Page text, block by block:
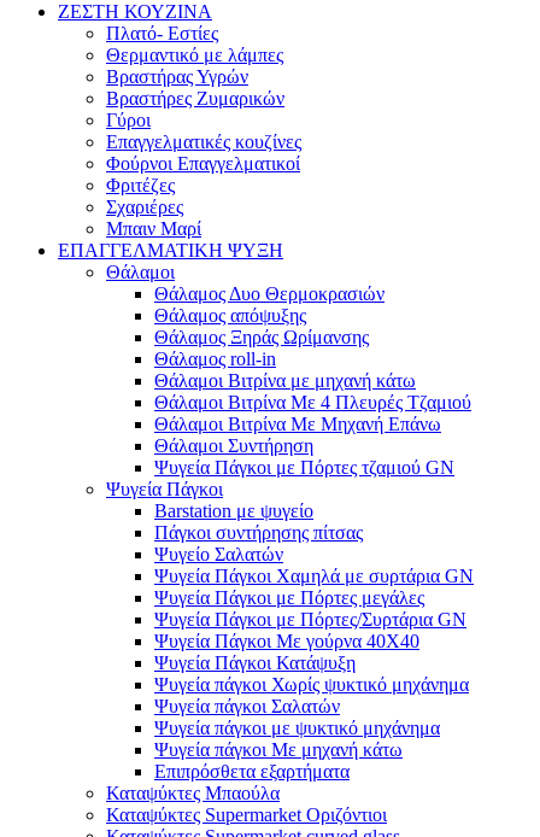
ΖΕΣΤΗ ΚΟΥΖΙΝΑ
Πλατό- Εστίες
Θερμαντικό με λάμπες
Βραστήρας Υγρών
Βραστήρες Ζυμαρικών
Γύροι
Επαγγελματικές κουζίνες
Φούρνοι Επαγγελματικοί
Φριτέζες
Σχαριέρες
Μπαιν Μαρί
ΕΠΑΓΓΕΛΜΑΤΙΚΗ ΨΥΞΗ
Θάλαμοι
Θάλαμος Δυο Θερμοκρασιών
Θάλαμος απόψυξης
Θάλαμος Ξηράς Ωρίμανσης
Θάλαμος roll-in
Θάλαμοι Βιτρίνα με μηχανή κάτω
Θάλαμοι Βιτρίνα Με 4 Πλευρές Τζαμιού
Θάλαμοι Βιτρίνα Με Μηχανή Επάνω
Θάλαμοι Συντήρηση
Ψυγεία Πάγκοι με Πόρτες τζαμιού GN
Ψυγεία Πάγκοι
Barstation με ψυγείο
Πάγκοι συντήρησης πίτσας
Ψυγείο Σαλατών
Ψυγεία Πάγκοι Χαμηλά με συρτάρια GN
Ψυγεία Πάγκοι με Πόρτες μεγάλες
Ψυγεία Πάγκοι με Πόρτες/Συρτάρια GN
Ψυγεία Πάγκοι Με γούρνα 40Χ40
Ψυγεία Πάγκοι Κατάψυξη
Ψυγεία πάγκοι Χωρίς ψυκτικό μηχάνημα
Ψυγεία πάγκοι Σαλατών
Ψυγεία πάγκοι με ψυκτικό μηχάνημα
Ψυγεία πάγκοι Με μηχανή κάτω
Επιπρόσθετα εξαρτήματα
Καταψύκτες Μπαούλα
Καταψύκτες Supermarket Οριζόντιοι